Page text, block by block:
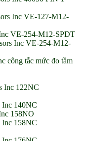
Inc VE-127-M12-
VE-254-M12-SPDT
Inc VE-254-M12-
công tắc mức đo tầm
Inc 122NC
Inc 140NC
158NO
Inc 158NC